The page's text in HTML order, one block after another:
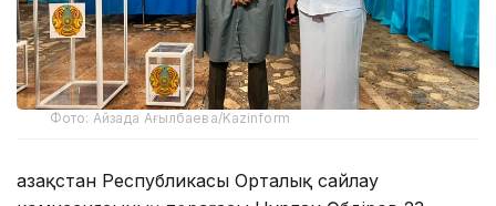
Фото: Айзада Ағылбаева/Kazinform
Қазақстан Республикасы Орталық сайлау